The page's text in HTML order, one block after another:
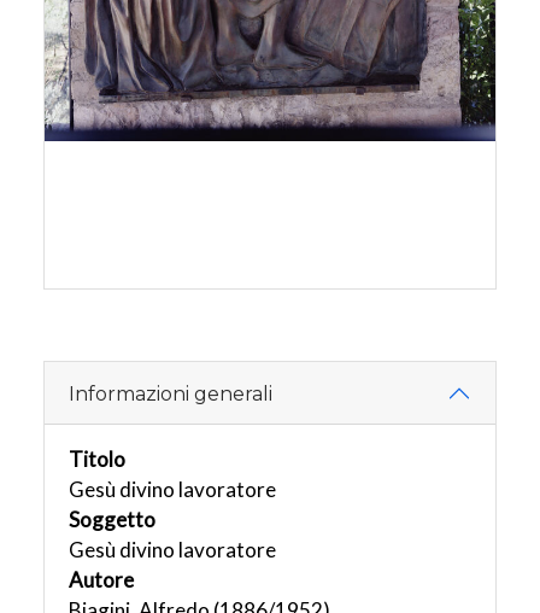
Informazioni generali
Titolo
Gesù divino lavoratore
Soggetto
Gesù divino lavoratore
Autore